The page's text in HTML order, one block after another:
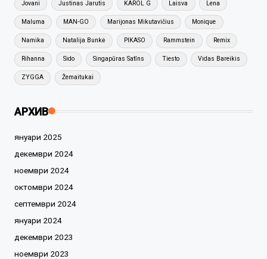
Jovani Justinas Jarutis KAROL G Laisva Lena
Maluma MAN-GO Marijonas Mikutavičius Monique
Namika Natalija Bunkė PIKASO Rammstein Remix
Rihanna Sido Singapūras Satīns Tiesto Vidas Bareikis
ZYGGA Žemaitukai
АРХИВ
януари 2025
декември 2024
ноември 2024
октомври 2024
септември 2024
януари 2024
декември 2023
ноември 2023